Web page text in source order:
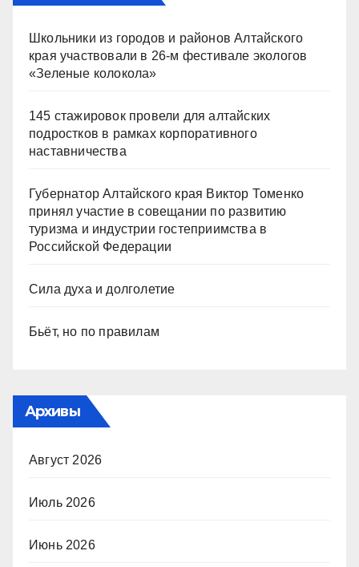
Школьники из городов и районов Алтайского
края участвовали в 26-м фестивале экологов
«Зеленые колокола»
145 стажировок провели для алтайских
подростков в рамках корпоративного
наставничества
Губернатор Алтайского края Виктор Томенко
принял участие в совещании по развитию
туризма и индустрии гостеприимства в
Российской Федерации
Сила духа и долголетие
Бьёт, но по правилам
Архивы
Август 2026
Июль 2026
Июнь 2026